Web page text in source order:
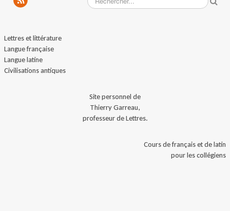
Lettres et littérature
Langue française
Langue latine
Civilisations antiques
Site personnel de
Thierry Garreau,
professeur de Lettres.
Cours de français et de latin
pour les collégiens